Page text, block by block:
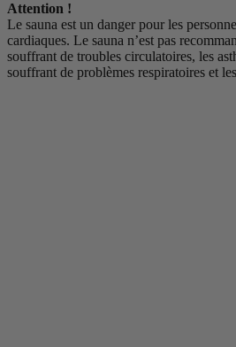
Attention !
Le sauna est un danger pour les
cardiaques. Le sauna n’est pas
souffrant de troubles circulatoires, les
souffrant de problèmes respiratoires et